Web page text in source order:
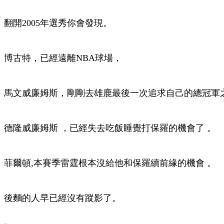
翻開2005年選秀你會發現。
博古特，已經遠離NBA球場，
馬文威廉姆斯，剛剛去雄鹿最後一次追求自己的總冠軍之
德隆威廉姆斯 ，已經失去吃飯睡覺打保羅的機會了 。
菲爾頓,本賽季雷霆根本沒給他和保羅續前緣的機會 。
後麵的人早已經沒有蹤影了 。